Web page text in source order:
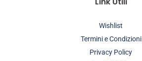
Wishlist
Termini e Condizioni
Privacy Policy